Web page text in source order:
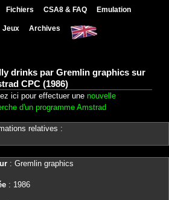
Fichiers CSA8 & FAQ Emulation
Jeux Archives
drinks par Gremlin graphics sur
CPC (1986)
ici pour effectuer une nouvelle
d'un programme Amstrad
relatives :
: Gremlin graphics
: 1986